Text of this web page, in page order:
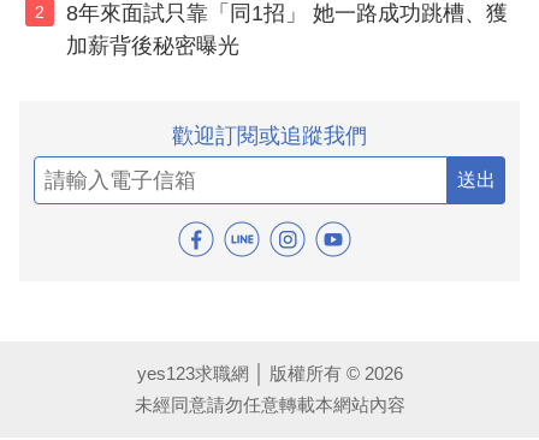
2
8年來面試只靠「同1招」 她一路成功跳槽、獲
加薪背後秘密曝光
歡迎訂閱或追蹤我們
送出
yes123求職網 │ 版權所有 © 2026
未經同意請勿任意轉載本網站內容